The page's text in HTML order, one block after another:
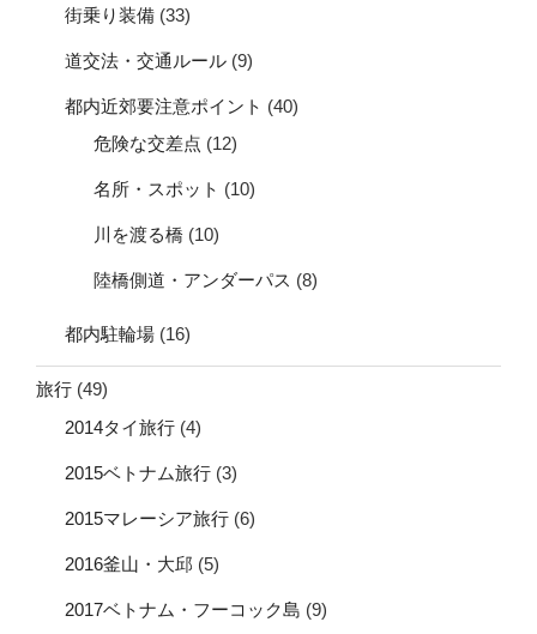
街乗り装備 (33)
道交法・交通ルール (9)
都内近郊要注意ポイント (40)
危険な交差点 (12)
名所・スポット (10)
川を渡る橋 (10)
陸橋側道・アンダーパス (8)
都内駐輪場 (16)
旅行 (49)
2014タイ旅行 (4)
2015ベトナム旅行 (3)
2015マレーシア旅行 (6)
2016釜山・大邱 (5)
2017ベトナム・フーコック島 (9)